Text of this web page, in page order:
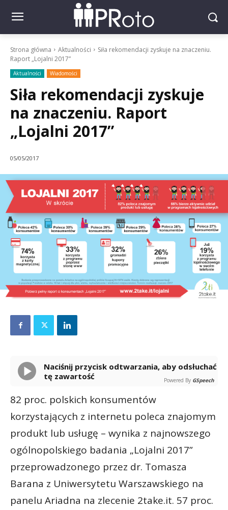
Strona główna Aktualności
Siła rekomendacji zyskuje na znaczeniu.
Raport „Lojalni 2017”
Aktualności Wiadomości
Siła rekomendacji zyskuje
na znaczeniu. Raport
„Lojalni 2017”
05/05/2017
Naciśnij przycisk odtwarzania, aby odsłuchać
tę zawartość
Powered By GSpeech
82 proc. polskich konsumentów
korzystających z internetu poleca znajomym
produkt lub usługę – wynika z najnowszego
ogólnopolskiego badania „Lojalni 2017”
przeprowadzonego przez dr. Tomasza
Barana z Uniwersytetu Warszawskiego na
panelu Ariadna na zlecenie 2take.it. 57 proc.